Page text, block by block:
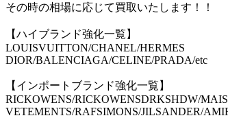
その時の相場に応じて買取いたします！！
【ハイブランド強化一覧】
LOUISVUITTON/CHANEL/HERMES
DIOR/BALENCIAGA/CELINE/PRADA/etc
【インポートブランド強化一覧】
RICKOWENS/RICKOWENSDRKSHDW/
VETEMENTS/RAFSIMONS/JILSANDER/